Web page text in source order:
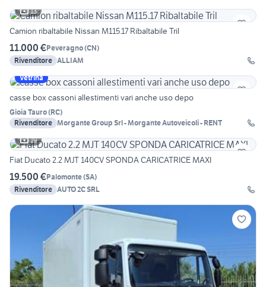
13
Camion ribaltabile Nissan M115.17 Ribaltabile Tril
11.000 €Peveragno(CN)
Rivenditore ALLIAM
Vetrina
casse box cassoni allestimenti vari anche uso depo
Gioia Tauro(RC)
Rivenditore Morgante Group Srl - Morgante Autoveicoli - RENT
19
Fiat Ducato 2.2 MJT 140CV SPONDA CARICATRICE MAXI
19.500 €Palomonte(SA)
Rivenditore AUTO 2C SRL